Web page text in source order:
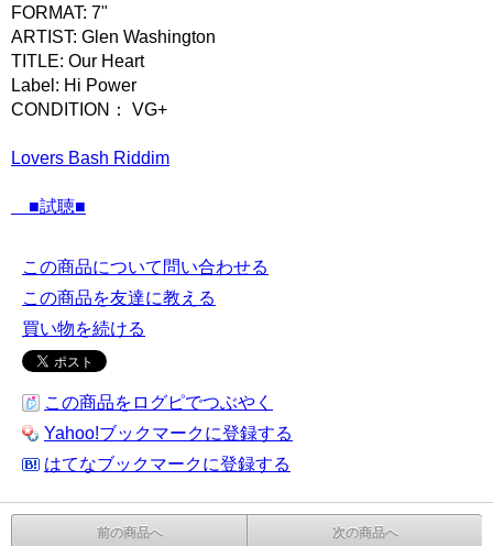
FORMAT: 7"
ARTIST: Glen Washington
TITLE: Our Heart
Label: Hi Power
CONDITION： VG+
Lovers Bash Riddim
■試聴■
この商品について問い合わせる
この商品を友達に教える
買い物を続ける
この商品をログピでつぶやく
Yahoo!ブックマークに登録する
はてなブックマークに登録する
前の商品へ 次の商品へ